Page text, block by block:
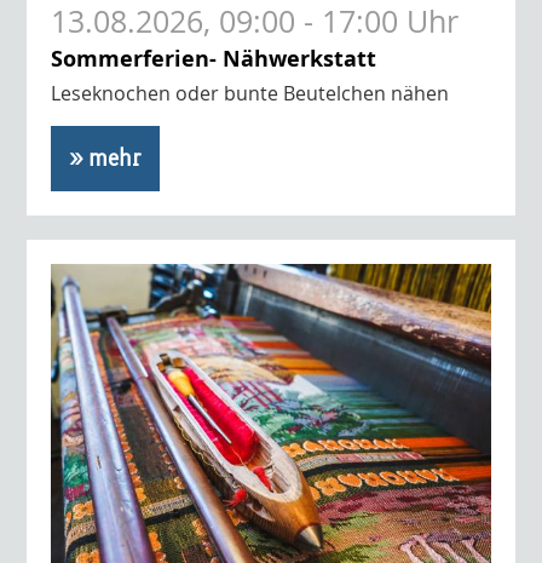
13.08.2026, 09:00 - 17:00 Uhr
Sommerferien- Nähwerkstatt
Leseknochen oder bunte Beutelchen nähen
» mehr